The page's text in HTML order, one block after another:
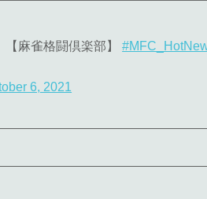
【麻雀格闘倶楽部】
6, 2021